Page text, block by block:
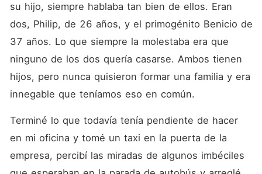
su hijo, siempre hablaba tan bien de ellos. Eran
dos, Philip, de 26 años, y el primogénito Benicio de
37 años. Lo que siempre la molestaba era que
ninguno de los dos quería casarse. Ambos tienen
hijos, pero nunca quisieron formar una familia y era
innegable que teníamos eso en común.
Terminé lo que todavía tenía pendiente de hacer
en mi oficina y tomé un taxi en la puerta de la
empresa, percibí las miradas de algunos imbéciles